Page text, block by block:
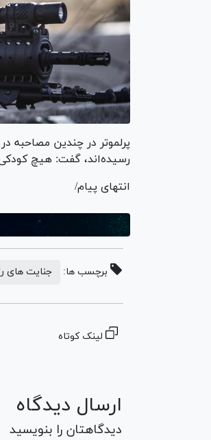
پرلموتر در چندین
رسیده‌اند، گفت: هیچ کودکی درپی اشتباه با
انتهای پیام/
برچسب ها: جنایت های
لینک کوتاه
ارسال دیدگاه
دیدگاهتان را بنویسید